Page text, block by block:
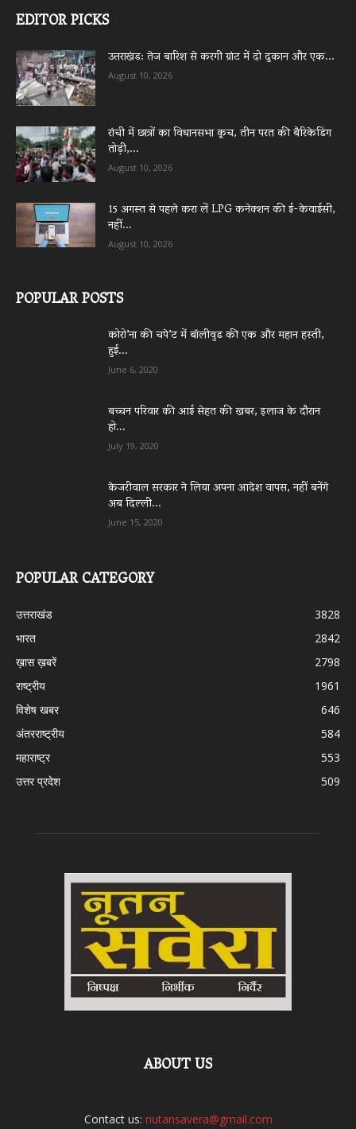
EDITOR PICKS
उत्तराखंड: तेज बारिश से करगी ग्रांट में दो दुकान और एक...
August 10, 2026
रांची में छात्रों का विधानसभा कूच, तीन परत की बैरिकेडिंग
तोड़ी,...
August 10, 2026
15 अगस्त से पहले करा लें LPG कनेक्शन की ई-केवाईसी,
नहीं...
August 10, 2026
POPULAR POSTS
कोरो’ना की चपे’ट में बॉलीवुड की एक और महान हस्ती,
हुई...
June 6, 2020
बच्चन परिवार की आई सेहत की खबर, इलाज के दौरान
हो...
July 19, 2020
केजरीवाल सरकार ने लिया अपना आदेश वापस, नहीं बनेंगे
अब दिल्ली...
June 15, 2020
POPULAR CATEGORY
उत्तराखंड
3828
भारत
2842
ख़ास ख़बरें
2798
राष्ट्रीय
1961
विशेष खबर
646
अंतरराष्ट्रीय
584
महाराष्ट्र
553
उत्तर प्रदेश
509
ABOUT US
Contact us: nutansavera@gmail.com